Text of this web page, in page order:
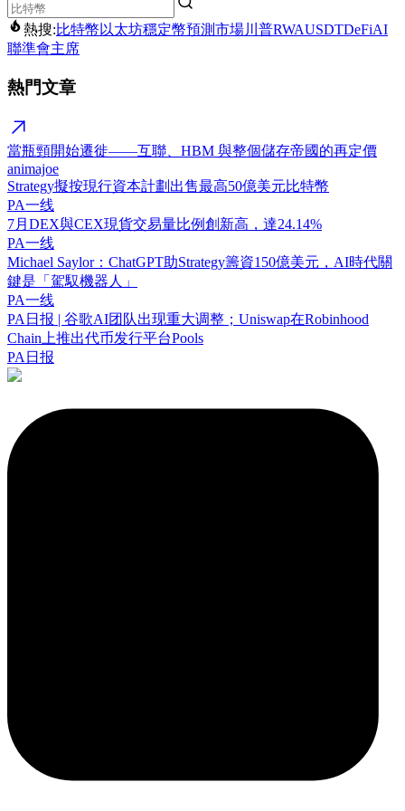
熱搜:比特幣 以太坊穩定幣預測市場川普RWAUSDTDeFiAI
聯準會主席
熱門文章
當瓶頸開始遷徙——互聯、HBM 與整個儲存帝國的再定價
animajoe
Strategy擬按現行資本計劃出售最高50億美元比特幣
PA一线
7月DEX與CEX現貨交易量比例創新高，達24.14%
PA一线
Michael Saylor：ChatGPT助Strategy籌資150億美元，AI時代關
鍵是「駕馭機器人」
PA一线
PA日报 | 谷歌AI团队出现重大调整；Uniswap在Robinhood
Chain上推出代币发行平台Pools
PA日报